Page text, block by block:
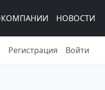
НОВОСТИ
Регистрация Войти